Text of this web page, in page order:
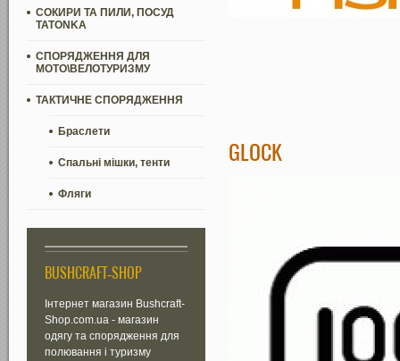
СОКИРИ ТА ПИЛИ, ПОСУД
TATONKA
СПОРЯДЖЕННЯ ДЛЯ
МОТО\ВЕЛОТУРИЗМУ
ТАКТИЧНЕ СПОРЯДЖЕННЯ
Браслети
Спальні мішки, тенти
Фляги
BUSHCRAFT-SHOP
Інтернет магазин Bushcraft-
Shop.com.ua - магазин
одягу та спорядження для
полювання і туризму
GLOCK